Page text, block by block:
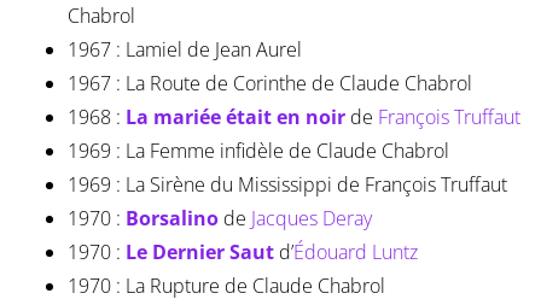
Chabrol
1967 : Lamiel de Jean Aurel
1967 : La Route de Corinthe de Claude Chabrol
1968 : La mariée était en noirde François Truffaut
1969 : La Femme infidèle de Claude Chabrol
1969 : La Sirène du Mississippi de François Truffaut
1970 : Borsalinode Jacques Deray
1970 : Le Dernier Sautd’Édouard Luntz
1970 : La Rupture de Claude Chabrol